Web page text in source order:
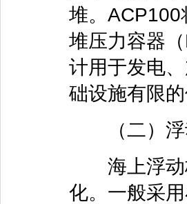
堆。ACP100
堆压力容器
计用于发电
础设施有限的
（二）
海上浮动
化。一般采